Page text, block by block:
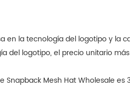
en la tecnología del logotipo y
del logotipo, el precio unitario
Mesh Hat Wholesale